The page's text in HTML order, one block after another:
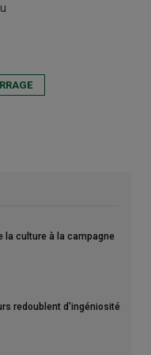
la culture à la campagne
redoublent d'ingéniosité